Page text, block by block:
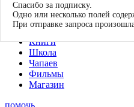
О нас
Журнал
Книги
Школа
Чапаев
Фильмы
Магазин
помочь
Спасибо за подписку.
Одно или несколько полей
При отправке запроса